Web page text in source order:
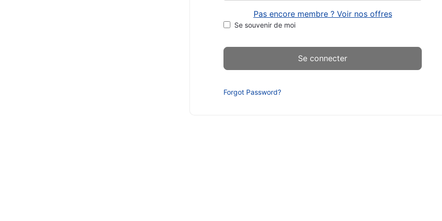
Pas encore membre ? Voir nos offres
Se souvenir de moi
Forgot Password?